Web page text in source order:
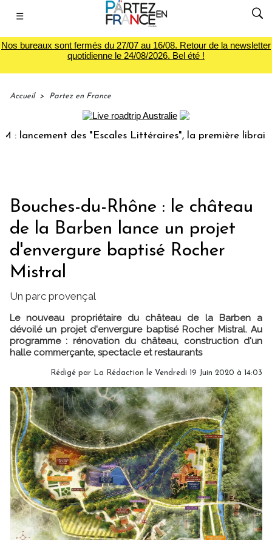
☰
Nos bureaux sont fermés du 27/07 au 16/08. Retour de la newsletter
quotidienne le 24/08/2026. Bel été !
Accueil > Partez en France
des "Escales Littéraires", la première librairie du
Bouches-du-Rhône : le château
de la Barben lance un projet
d'envergure baptisé Rocher
Mistral
Un parc provençal
Le nouveau propriétaire du château de la Barben a
dévoilé un projet d'envergure baptisé Rocher Mistral. Au
programme : rénovation du château, construction d'un
halle commerçante, spectacle et restaurants
Rédigé par La Rédaction le Vendredi 19 Juin 2020 à 14:03